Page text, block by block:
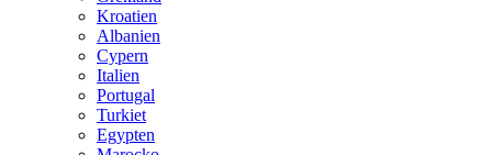
Kroatien
Albanien
Cypern
Italien
Portugal
Turkiet
Egypten